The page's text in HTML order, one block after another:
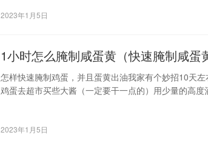
一些香料汇总（内有八角、胡椒、桂皮、小茴、大茴
2023年1月5日
1小时怎么腌制咸蛋黄（快速腌制咸蛋
怎样快速腌制鸡蛋，并且蛋黄出油我家有个妙招10天
鸡蛋去超市买些大酱（一定要干一点的）用少量的高
2023年1月5日